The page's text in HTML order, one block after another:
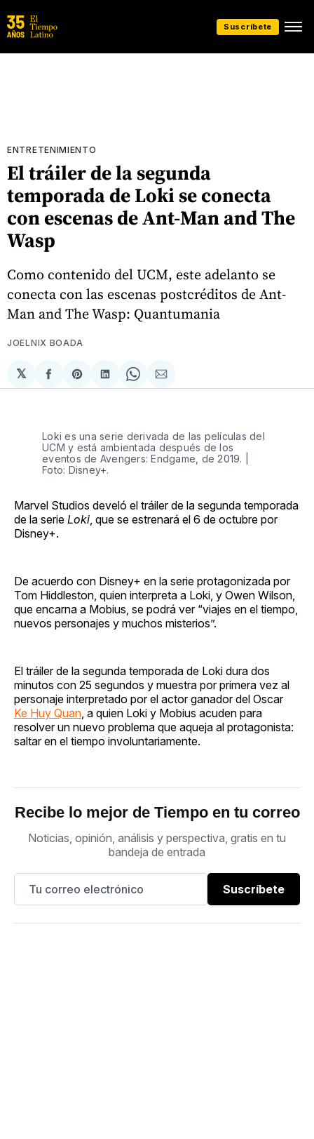
Suscríbete
ENTRETENIMIENTO
El tráiler de la segunda
temporada de Loki se conecta
con escenas de Ant-Man and The
Wasp
Como contenido del UCM, este adelanto se
conecta con las escenas postcréditos de Ant-
Man and The Wasp: Quantumania
JOELNIX BOADA
𝕏
Compartir
en
Share
on
Compartir
en
Share
on
Compartir
via
Loki es una serie derivada de las películas del
UCM y está ambientada después de los
eventos de Avengers: Endgame, de 2019. |
Foto: Disney+.
Marvel Studios develó el tráiler de la segunda temporada
de la serie Loki , que se estrenará el 6 de octubre por
Disney+.
De acuerdo con Disney+ en la serie protagonizada por
Tom Hiddleston, quien interpreta a Loki, y Owen Wilson,
que encarna a Mobius, se podrá ver “viajes en el tiempo,
nuevos personajes y muchos misterios”.
El tráiler de la segunda temporada de Loki dura dos
minutos con 25 segundos y muestra por primera vez al
personaje interpretado por el actor ganador del Oscar
Ke Huy Quan , a quien Loki y Mobius acuden para
resolver un nuevo problema que aqueja al protagonista:
saltar en el tiempo involuntariamente.
Recibe lo mejor de Tiempo en tu correo
Noticias, opinión, análisis y perspectiva, gratis en tu
bandeja de entrada
Suscríbete